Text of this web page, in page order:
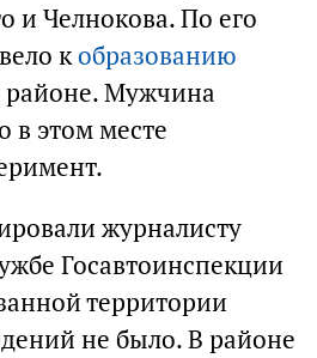
и Челнокова. По его
кобразованию
Мужчина
в этом месте
журналисту
Госавтоинспекции
территории
не было. В районе